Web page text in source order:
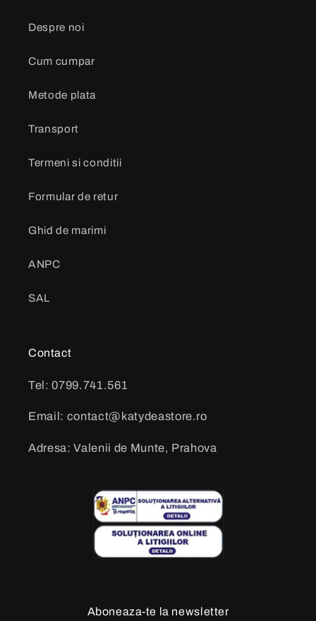
Despre noi
Cum cumpar
Metode plata
Transport
Termeni si conditii
Formular de retur
Ghid de marimi
ANPC
SAL
Contact
Tel: 0799.741.561
Email: contact@katydeastore.ro
Adresa: Valenii de Munte, Prahova
Aboneaza-te la newsletter